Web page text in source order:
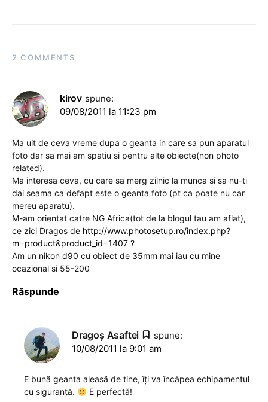
2 COMMENTS
kirov spune:
09/08/2011 la 11:23 pm
Ma uit de ceva vreme dupa o geanta in care sa pun aparatul
foto dar sa mai am spatiu si pentru alte obiecte(non photo
related).
Ma interesa ceva, cu care sa merg zilnic la munca si sa nu-ti
dai seama ca defapt este o geanta foto (pt ca poate nu car
mereu aparatu).
M-am orientat catre NG Africa(tot de la blogul tau am aflat),
ce zici Dragos de http://www.photosetup.ro/index.php?
m=product&product_id=1407 ?
Am un nikon d90 cu obiect de 35mm mai iau cu mine
ocazional si 55-200
Răspunde
Dragoş Asaftei
spune:
10/08/2011 la 9:01 am
E bună geanta aleasă de tine, îți va încăpea echipamentul
cu siguranță.
E perfectă!